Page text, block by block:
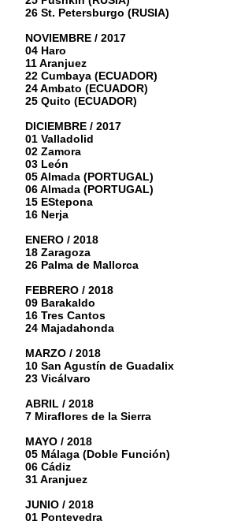
26 St. Petersburgo (RUSIA)
NOVIEMBRE / 2017
04 Haro
11 Aranjuez
22 Cumbaya (ECUADOR)
24 Ambato (ECUADOR)
25 Quito (ECUADOR)
DICIEMBRE / 2017
01 Valladolid
02 Zamora
03 León
05 Almada (PORTUGAL)
06 Almada (PORTUGAL)
15 EStepona
16 Nerja
ENERO / 2018
18 Zaragoza
26 Palma de Mallorca
FEBRERO / 2018
09 Barakaldo
16 Tres Cantos
24 Majadahonda
MARZO / 2018
10 San Agustín de Guadalix
23 Vicálvaro
ABRIL / 2018
7 Miraflores de la Sierra
MAYO / 2018
05 Málaga (Doble Función)
06 Cádiz
31 Aranjuez
JUNIO / 2018
01 Pontevedra